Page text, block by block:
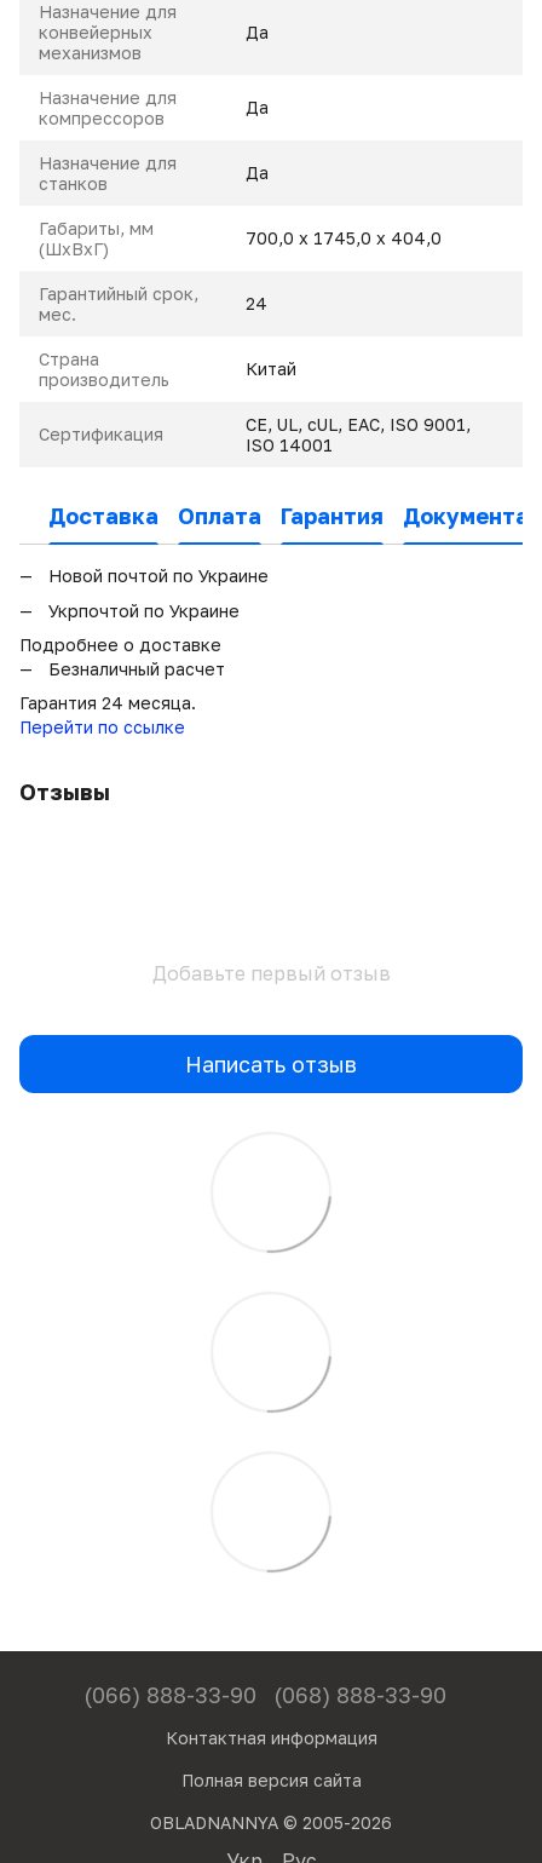
Назначение для
конвейерных
механизмов
Да
Назначение для
компрессоров
Да
Назначение для
станков
Да
Габариты, мм
(ШхВхГ)
700,0 х 1745,0 х 404,0
Гарантийный срок,
мес.
24
Страна
производитель
Китай
Сертификация
CE, UL, cUL, EAC, ISO 9001,
ISO 14001
Доставка Оплата Гарантия
Новой почтой по Украине
Укрпочтой по Украине
Подробнее о доставке
Безналичный расчет
Гарантия 24 месяца.
Перейти по ссылке
Отзывы
Добавьте первый отзыв
Написать отзыв
(066) 888-33-90 (068) 888-33-90
Контактная информация
Полная версия сайта
OBLADNANNYA © 2005-2026